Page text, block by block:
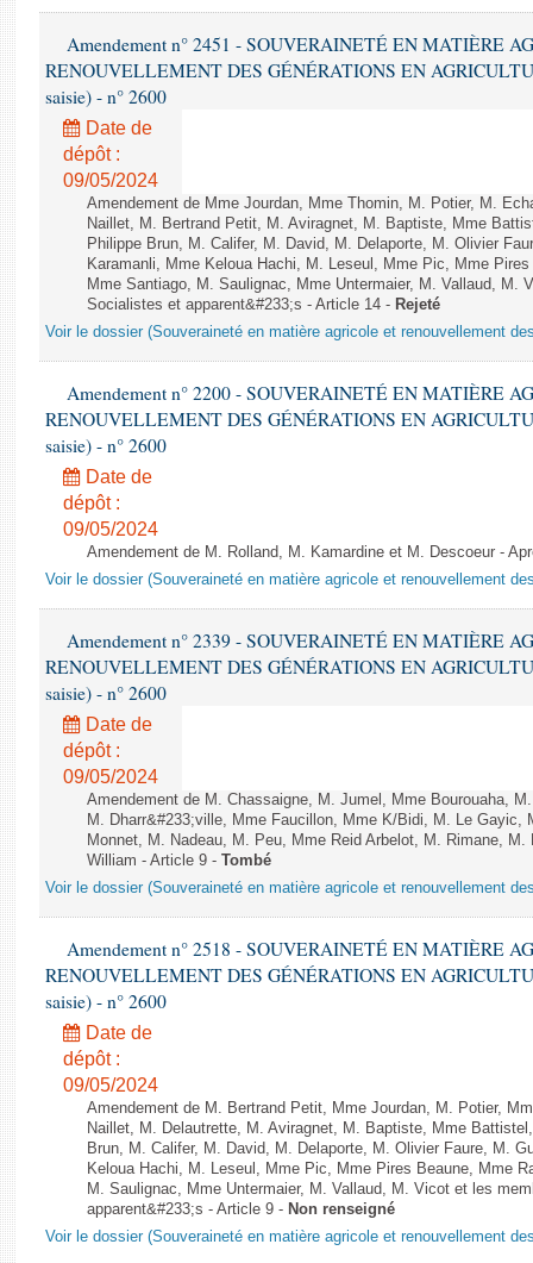
Amendement n° 2451 - SOUVERAINETÉ EN MATIÈRE
RENOUVELLEMENT DES GÉNÉRATIONS EN
saisie) - n° 2600
Date de
dépôt :
09/05/2024
Amendement de Mme Jourdan, Mme Thomin, M. Potier, M.
Naillet, M. Bertrand Petit, M. Aviragnet, M. Baptiste, Mme
Philippe Brun, M. Califer, M. David, M. Delaporte, M. Olivier
Karamanli, Mme Keloua Hachi, M. Leseul, Mme Pic, Mme
Mme Santiago, M. Saulignac, Mme Untermaier, M. Vallaud, M.
Socialistes et apparent&#233;s - Article 14 - Rejeté
Voir le dossier (Souveraineté en matière agricole et renouvellement
Amendement n° 2200 - SOUVERAINETÉ EN MATIÈRE
RENOUVELLEMENT DES GÉNÉRATIONS EN
saisie) - n° 2600
Date de
dépôt :
09/05/2024
Amendement de M. Rolland, M. Kamardine et M. Descoeur -
Voir le dossier (Souveraineté en matière agricole et renouvellement
Amendement n° 2339 - SOUVERAINETÉ EN MATIÈRE
RENOUVELLEMENT DES GÉNÉRATIONS EN
saisie) - n° 2600
Date de
dépôt :
09/05/2024
Amendement de M. Chassaigne, M. Jumel, Mme Bourouaha,
M. Dharr&#233;ville, Mme Faucillon, Mme K/Bidi, M. Le Gayic,
Monnet, M. Nadeau, M. Peu, Mme Reid Arbelot, M. Rimane,
William - Article 9 - Tombé
Voir le dossier (Souveraineté en matière agricole et renouvellement
Amendement n° 2518 - SOUVERAINETÉ EN MATIÈRE
RENOUVELLEMENT DES GÉNÉRATIONS EN
saisie) - n° 2600
Date de
dépôt :
09/05/2024
Amendement de M. Bertrand Petit, Mme Jourdan, M. Potier,
Naillet, M. Delautrette, M. Aviragnet, M. Baptiste, Mme
Brun, M. Califer, M. David, M. Delaporte, M. Olivier Faure, M.
Keloua Hachi, M. Leseul, Mme Pic, Mme Pires Beaune, Mme
M. Saulignac, Mme Untermaier, M. Vallaud, M. Vicot et les
apparent&#233;s - Article 9 - Non renseigné
Voir le dossier (Souveraineté en matière agricole et renouvellement